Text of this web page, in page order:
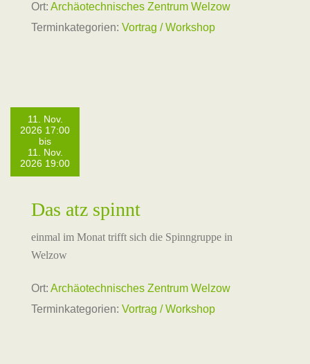
Ort: Archäotechnisches Zentrum Welzow
Terminkategorien: Vortrag / Workshop
11. Nov.
2026 17:00
bis
11. Nov.
2026 19:00
Das atz spinnt
einmal im Monat trifft sich die Spinngruppe in
Welzow
Ort: Archäotechnisches Zentrum Welzow
Terminkategorien: Vortrag / Workshop